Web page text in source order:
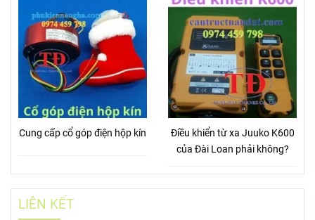
Cung cấp cổ góp điện hộp kín
Điều khiển từ xa Juuko K600
của Đài Loan phải không?
LIÊN KẾT